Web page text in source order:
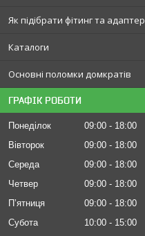
Як підібрати фітинг та адаптер
Каталоги
Основні поломки домкратів
ГРАФІК РОБОТИ
Понеділок 09:00
18:00
Вівторок
09:00
18:00
Середа
09:00
18:00
Четвер
09:00
18:00
Пʼятниця
09:00
18:00
Субота
10:00
15:00